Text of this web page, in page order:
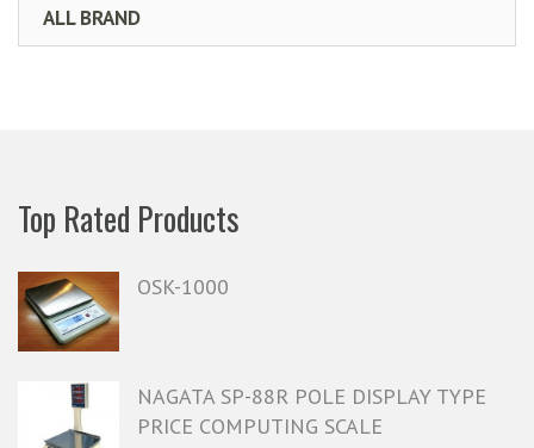
ALL BRAND
Top Rated Products
OSK-1000
NAGATA SP-88R POLE DISPLAY TYPE
PRICE COMPUTING SCALE